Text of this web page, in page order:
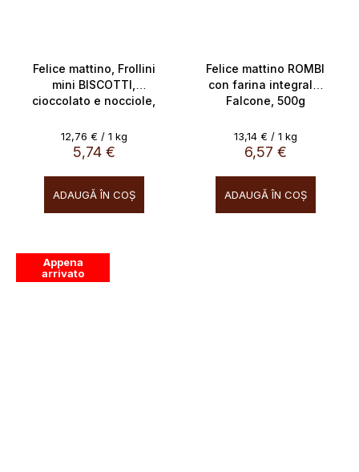
Felice mattino, Frollini
mini BISCOTTI,
cioccolato e nocciole,
5,74 €
Evaluare
preţ:
12,76 € / 1 kg
ADAUGĂ ÎN COŞ
Felice mattino ROMBI
con farina integrale,
Falcone, 500g
6,57 €
Evaluare
preţ:
13,14 € / 1 kg
ADAUGĂ ÎN COŞ
Appena
arrivato